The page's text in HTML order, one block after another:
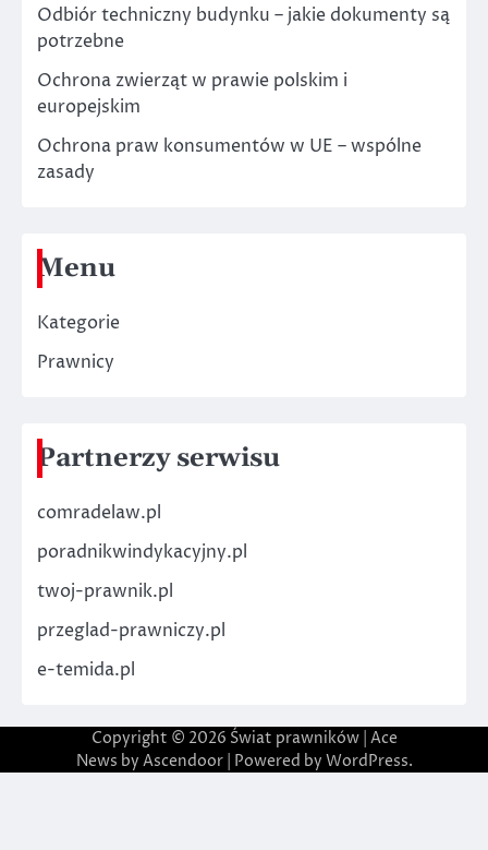
Odbiór techniczny budynku – jakie dokumenty są
potrzebne
Ochrona zwierząt w prawie polskim i
europejskim
Ochrona praw konsumentów w UE – wspólne
zasady
Menu
Kategorie
Prawnicy
Partnerzy serwisu
comradelaw.pl
poradnikwindykacyjny.pl
twoj-prawnik.pl
przeglad-prawniczy.pl
e-temida.pl
Copyright © 2026 Świat prawników| Ace
News by Ascendoor| Powered by WordPress.